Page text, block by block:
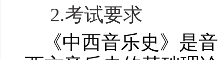
2.考试要求
《中西音乐史》是